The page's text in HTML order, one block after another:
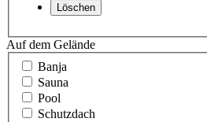
Auf dem Gelände
Banja
Sauna
Pool
Schutzdach